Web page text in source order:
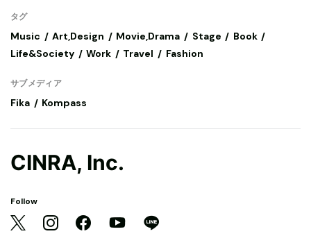
タグ
Music Art,Design Movie,Drama Stage
Book
Life&Society
Work Travel Fashion
サブメディア
Fika Kompass
CINRA, Inc.
Follow